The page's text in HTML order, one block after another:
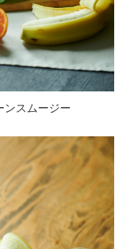
ンスムージー